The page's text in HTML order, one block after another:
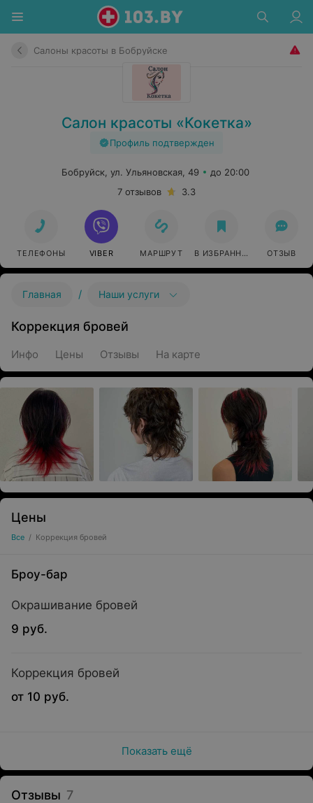
Салоны красоты в Бобруйске
Салон красоты «Кокетка»
Профиль подтвержден
Бобруйск, ул. Ульяновская, 49
до 20:00
7 отзывов
3.3
ТЕЛЕФОНЫ VIBER МАРШРУТ В ИЗБРАННОЕ ОТЗЫВ
Главная / Наши услуги
Коррекция бровей
Инфо Цены Отзывы На карте
Цены
Все / Коррекция бровей
Броу-бар
Окрашивание бровей
9 руб.
Коррекция бровей
от 10 руб.
Показать ещё
Отзывы 7